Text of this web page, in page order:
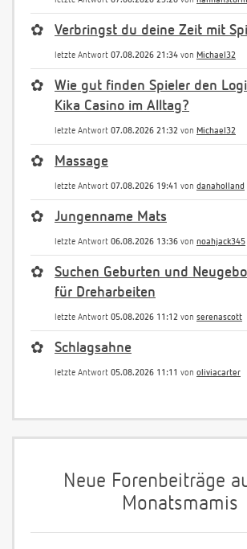
✿ Verbringst du deine Zeit mit
letzte Antwort 07.08.2026 21:34 von Michael32
✿
Wie gut finden Spieler den
Kika Casino im Alltag?
letzte Antwort 07.08.2026 21:32 von Michael32
✿ Massage
letzte Antwort 07.08.2026 19:41 von danaholland
✿ Jungenname Mats
letzte Antwort 06.08.2026 13:36 von noahjack345
✿
Suchen Geburten und
für Dreharbeiten
letzte Antwort 05.08.2026 11:12 von serenascott
✿ Schlagsahne
letzte Antwort 05.08.2026 11:11 von oliviacarter
Neue Forenbeiträge
Monatsmamis